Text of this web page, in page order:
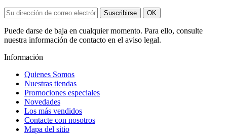
Suscribirse OK
Puede darse de baja en cualquier momento. Para ello, consulte
nuestra información de contacto en el aviso legal.
Información
Quienes Somos
Nuestras tiendas
Promociones especiales
Novedades
Los más vendidos
Contacte con nosotros
Mapa del sitio